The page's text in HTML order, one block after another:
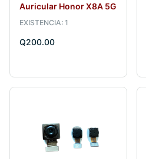
Auricular Honor X8A 5G
EXISTENCIA: 1
Q200.00